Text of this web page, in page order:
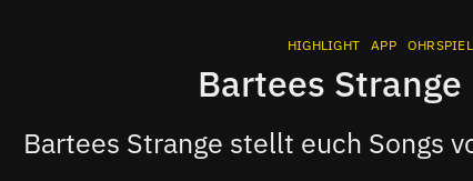
HIGHLIGHT APP OHRSPIEL
Bartees
Bartees Strange stellt euch Songs